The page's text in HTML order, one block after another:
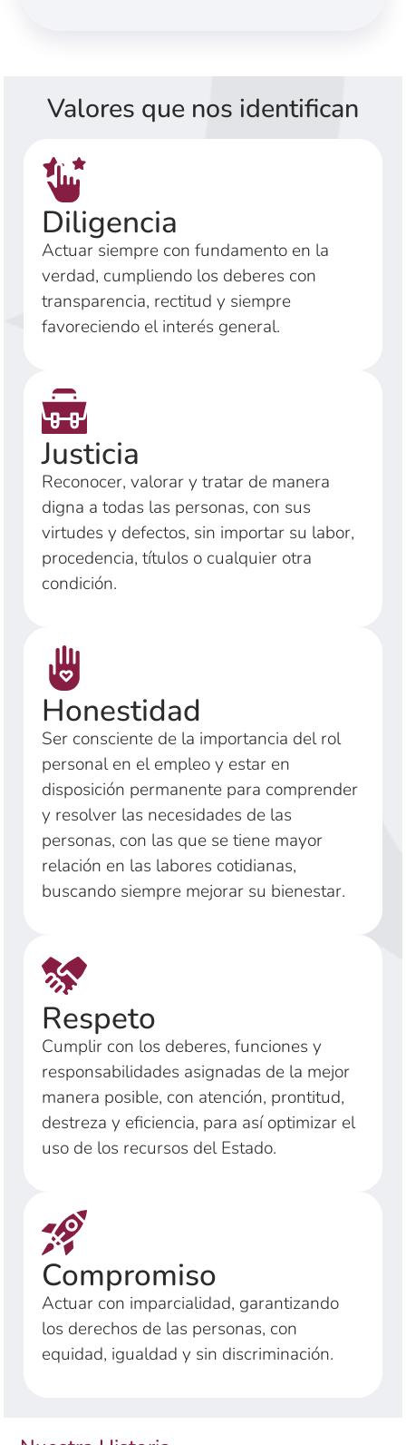
Valores que nos identifican
Diligencia
Actuar siempre con fundamento en la
verdad, cumpliendo los deberes con
transparencia, rectitud y siempre
favoreciendo el interés general.
Justicia
Reconocer, valorar y tratar de manera
digna a todas las personas, con sus
virtudes y defectos, sin importar su labor,
procedencia, títulos o cualquier otra
condición.
Honestidad
Ser consciente de la importancia del rol
personal en el empleo y estar en
disposición permanente para comprender
y resolver las necesidades de las
personas, con las que se tiene mayor
relación en las labores cotidianas,
buscando siempre mejorar su bienestar.
Respeto
Cumplir con los deberes, funciones y
responsabilidades asignadas de la mejor
manera posible, con atención, prontitud,
destreza y eficiencia, para así optimizar el
uso de los recursos del Estado.
Compromiso
Actuar con imparcialidad, garantizando
los derechos de las personas, con
equidad, igualdad y sin discriminación.